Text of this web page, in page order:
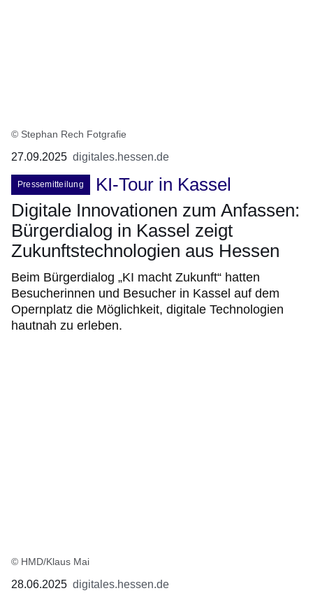
© Stephan Rech Fotgrafie
27.09.2025 digitales.hessen.de
Pressemitteilung
KI-Tour in Kassel
Digitale Innovationen zum Anfassen:
Bürgerdialog in Kassel zeigt
Zukunftstechnologien aus Hessen
Beim Bürgerdialog „KI macht Zukunft“ hatten
Besucherinnen und Besucher in Kassel auf dem
Opernplatz die Möglichkeit, digitale Technologien
hautnah zu erleben.
© HMD/Klaus Mai
28.06.2025 digitales.hessen.de